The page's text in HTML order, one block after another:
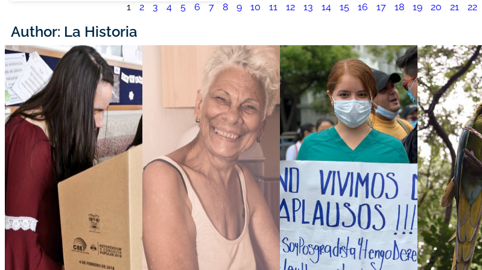
1 2 3 4 5 6 7 8 9 10 11 12 13 14 15 16 17 18 19 20 21 22
Author: La Historia